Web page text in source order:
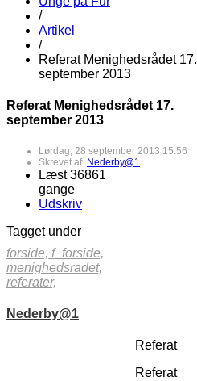
/
Artikel
/
Referat Menighedsrådet 17.
september 2013
Referat Menighedsrådet 17.
september 2013
Lørdag, 28 september 2013 15:56
Skrevet af Nederby@1
Læst 36861
gange
Udskriv
Tagget under
forside, f_forside,
menighedsradet,
referater,
Nederby@1
Referat
Referat